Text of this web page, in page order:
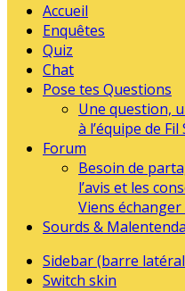
Accueil
Enquêtes
Quiz
Chat
Pose tes Questions
Une question,
à l’équipe de
Forum
Besoin de
l’avis et les
Viens
Sourds &
Sidebar (barre
Switch skin